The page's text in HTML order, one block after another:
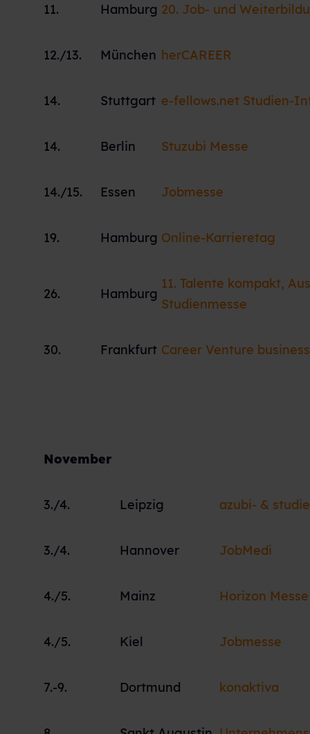
11. Hamburg 20. Job- und
12./13. München herCAREER
14. Stuttgart e-fellows.net Studien-
14. Berlin Stuzubi Messe
14./15. Essen Jobmesse
19. Hamburg Online-Karrieretag
26. Hamburg
11. Talente kompakt,
Studienmesse
30. Frankfurt Career Venture
November
3./4. Leipzig azubi- &
3./4. Hannover JobMedi
4./5. Mainz Horizon Messe
4./5. Kiel Jobmesse
7.-9. Dortmund konaktiva